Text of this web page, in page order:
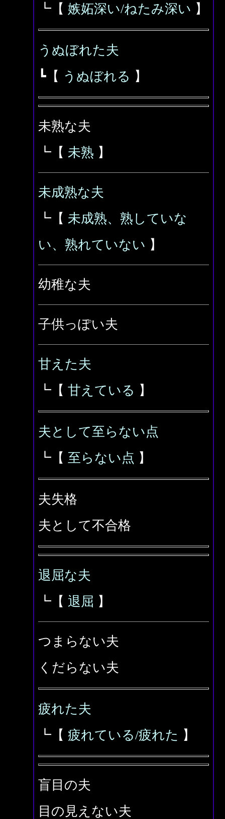
┗【 嫉妬深い/ねたみ深い 】
うぬぼれた夫
┗【 うぬぼれる 】
未熟な夫
┗【 未熟 】
未成熟な夫
┗【 未成熟、熟していな
い、熟れていない 】
幼稚な夫
子供っぽい夫
甘えた夫
┗【 甘えている 】
夫として至らない点
┗【 至らない点 】
夫失格
夫として不合格
退屈な夫
┗【 退屈 】
つまらない夫
くだらない夫
疲れた夫
┗【 疲れている/疲れた 】
盲目の夫
目の見えない夫